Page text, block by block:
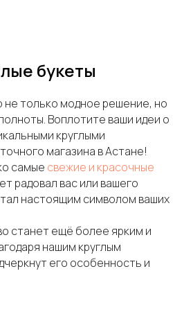
букеты
не только модное решение, но
Воплотите ваши идеи о
круглыми
магазина в Астане!
самые свежие и красочные
радовал вас или вашего
настоящим символом ваших
станет ещё более ярким и
нашим круглым
его особенность и